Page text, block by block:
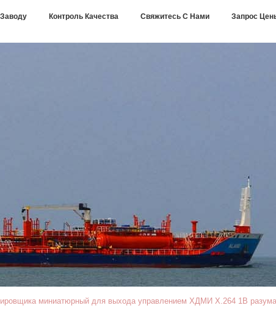
Контроль Качества Свяжитесь С Нами Запрос
миниатюрный для выхода управлением ХДМИ Х.264 1В разума